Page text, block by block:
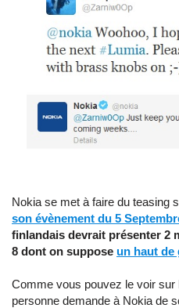
Nokia se met à faire du teasing
son évènement du 5
finlandais devrait présenter 2
8 dont on suppose un haut de
Comme vous pouvez le voir
personne demande à Nokia de